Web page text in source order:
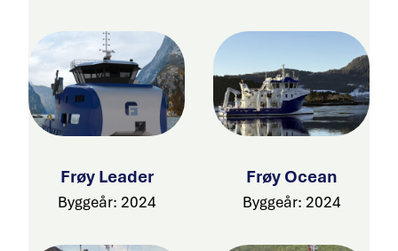
Frøy Leader
Byggeår: 2024
Frøy Ocean
Byggeår: 2024